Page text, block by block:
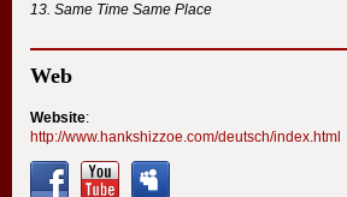
Same Time Same Place
Web
Website:
http://www.hankshizzoe.com/deutsch/index.html